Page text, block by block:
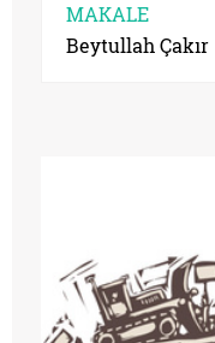
MAKALE
Beytullah Çakır